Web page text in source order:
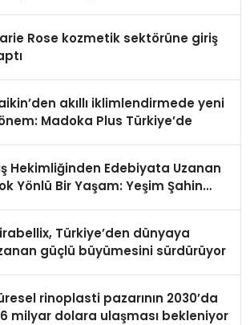
Rose kozmetik sektörüne giriş
akıllı iklimlendirmede yeni
Madoka Plus Türkiye’de
Hekimliğinden Edebiyata Uzanan
Yönlü Bir Yaşam: Yeşim Şahin
Türkiye’den dünyaya
güçlü büyümesini sürdürüyor
rinoplasti pazarının 2030’da
milyar dolara ulaşması bekleniyor